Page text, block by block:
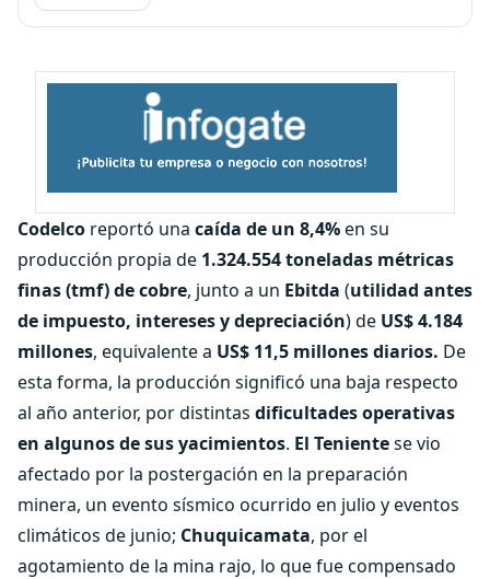
Codelco reportó una caída de un 8,4%en su
producción propia de 1.324.554 toneladas métricas
finas (tmf) de cobre, junto a un Ebitda (utilidad antes
de impuesto, intereses y depreciación) de US$ 4.184
millones, equivalente a US$ 11,5 millones diarios. De
esta forma, la producción significó una baja respecto
al año anterior, por distintas dificultades operativas
en algunos de sus yacimientos. El Tenientese vio
afectado por la postergación en la preparación
minera, un evento sísmico ocurrido en julio y eventos
climáticos de junio; Chuquicamata, por el
agotamiento de la mina rajo, lo que fue compensado